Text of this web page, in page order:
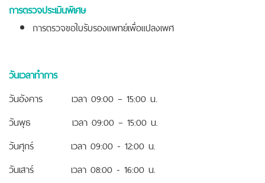
การตรวจประเมินพิเศษ
การตรวจขอใบรับรองแพทย์เพื่อแปลงเพศ
วันเวลาทำการ
วันอังคาร เวลา 09:00 – 15:00 น.
วันพุธ เวลา 09:00 – 15:00 น.
วันศุกร์ เวลา 09:00 - 12:00 น.
วันเสาร์ เวลา 08:00 - 16:00 น.